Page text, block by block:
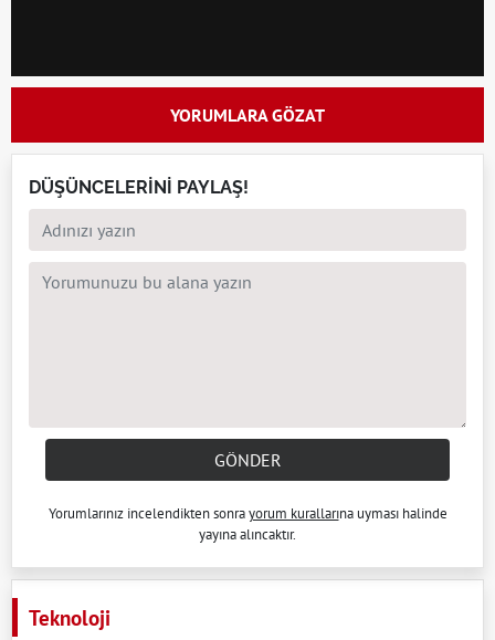
YORUMLARA GÖZAT
DÜŞÜNCELERİNİ PAYLAŞ!
GÖNDER
Yorumlarınız incelendikten sonrayorum kurallarına uyması halinde
yayına alıncaktır.
Teknoloji